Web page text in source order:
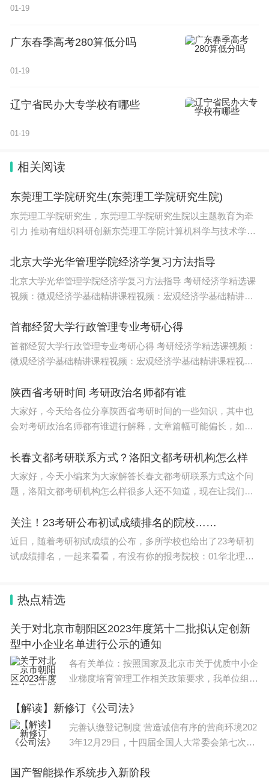
01-19
广东春季高考280算低分吗
01-19
辽宁省民办大专学校有哪些
01-19
相关阅读
东莞理工学院研究生(东莞理工学院研究生院)
东莞理工学院研究生，东莞理工学院研究生院以主题教育为牵
引力 推动有组织科研创新东莞理工学院计算机科学与技术学院
实，汲取奋进的智慧与力量。5月10日，以主题教
北京大学光华管理学院经济学复习方法指导
北京大学光华管理学院经济学复习方法指导 考研经济学精选课
视频：微观经济学基础精讲课程视频：宏观经济学基础精讲课
精讲课程视频：中国人民大学802经济学综合
首都经贸大学行政管理专业考研心得
首都经贸大学行政管理专业考研心得 考研经济学精选课视频：
微观经济学基础精讲课程视频：宏观经济学基础精讲课程视
课程视频：中国人民大学802经济学综合导学课
陕西省考研时间 考研政治名师都有谁
大家好，今天给各位分享陕西省考研时间的一些知识，其中也
会对考研政治名师都有谁进行解释，文章篇幅可能偏长，如果
开始吧！本文目录考研政治客观题32分，大题写的都很
长春文都考研联系方式？洛阳文都考研机构怎么样
大家好，今天小编来为大家解答长春文都考研联系方式这个问
题，洛阳文都考研机构怎么样很多人还不知道，现在让我们一
阳文都考研机构怎么样文都考研培训机构怎么
关注！23考研公布初试成绩排名的院校……
近日，随着考研初试成绩的公布，多所学校也给出了23考研初
试成绩排名，一起来看看，有没有你的报考院校：01华北理工
热点精选
关于对北京市朝阳区2023年度第十二批拟认定创新
型中小企业名单进行公示的通知
各有关单位：按照国家及北京市关于优质中小企
业梯度培育管理工作相关政策要求，我单位组织
业征集及评审工作。现将拟认定企业名单(见附
件)向社会进
【解读】新修订《公司法》
完善认缴登记制度 营造诚信有序的营商环境202
3年12月29日，十四届全国人大常委会第七次会
1日起施行。新《公司法》对有限责任公司认缴
国产智能操作系统步入新阶段